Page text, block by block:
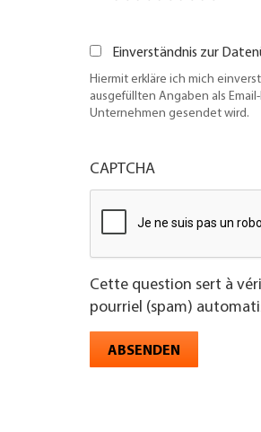
Einverständnis zur
Hiermit erkläre ich mich
ausgefüllten Angaben als
Unternehmen gesendet wird.
CAPTCHA
Cette question sert à
pourriel (spam)
ABSENDEN